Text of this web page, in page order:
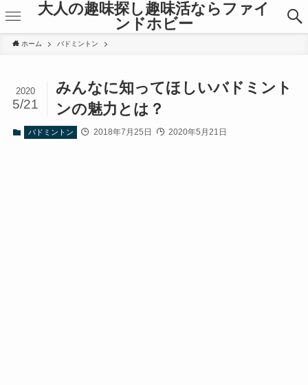
大人の趣味探し趣味活ならファイ
ンドホビー
ホーム バドミントン
みんなに知ってほしいバドミント
ンの魅力とは？
2020
5/21
バドミントン 2018年7月25日 2020年5月21日